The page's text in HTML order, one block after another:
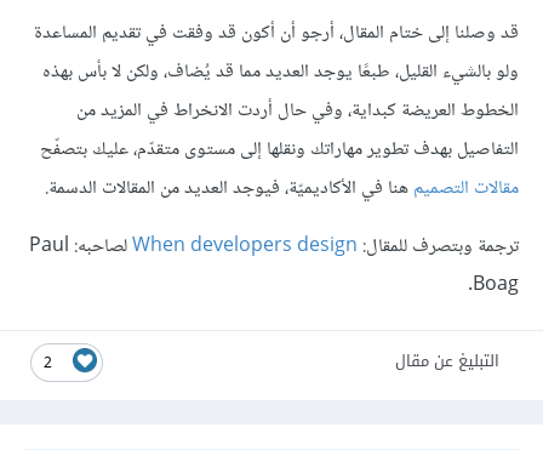
قد وصلنا إلى ختام المقال، أرجو أن أكون قد وفقت في تقديم المساعدة
ولو بالشيء القليل، طبعًا يوجد العديد مما قد يُضاف، ولكن لا بأس بهذه
الخطوط العريضة كبداية، وفي حال أردت الانخراط في المزيد من
التفاصيل بهدف تطوير مهاراتك ونقلها إلى مستوى متقدّم، عليك بتصفّح
مقالات التصميمهنا في الأكاديميّة، فيوجد العديد من المقالات الدسمة.
ترجمة وبتصرف للمقال: When developers design
لصاحبه: Paul
Boag.
2 التبليغ عن مقال